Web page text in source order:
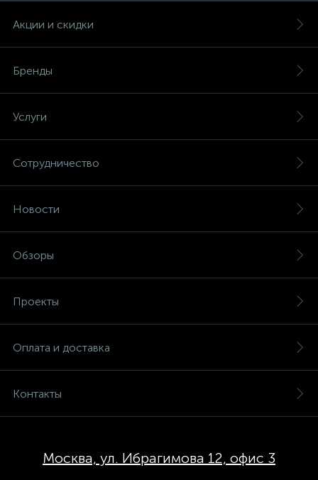
Акции и скидки
Бренды
Услуги
Сотрудничество
Новости
Обзоры
Проекты
Оплата и доставка
Контакты
Москва, ул. Ибрагимова 12, офис 3